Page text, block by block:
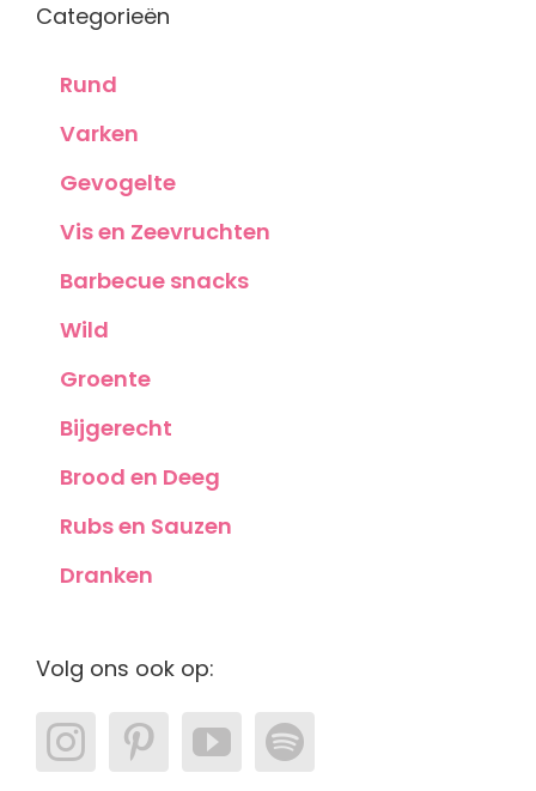
Categorieën
Rund
Varken
Gevogelte
Vis en Zeevruchten
Barbecue snacks
Wild
Groente
Bijgerecht
Brood en Deeg
Rubs en Sauzen
Dranken
Volg ons ook op: